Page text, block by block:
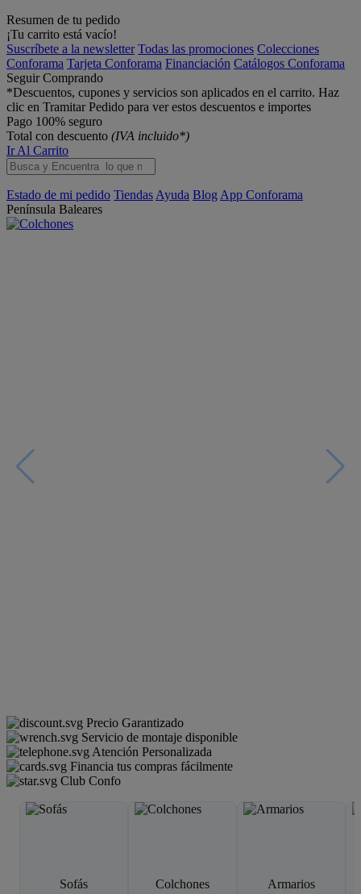
Resumen de tu pedido
¡Tu carrito está vacío!
Suscríbete a la newsletter Todas las promociones Colecciones
Conforama Tarjeta Conforama Financiación Catálogos Conforama
Seguir Comprando
*Descuentos, cupones y servicios son aplicados en el carrito. Haz
clic en Tramitar Pedido para ver estos descuentos e importes
Pago 100% seguro
Total con descuento (IVA incluido*)
Ir Al Carrito
Estado de mi pedido Tiendas Ayuda Blog App Conforama
Península Baleares
Precio Garantizado
Servicio de montaje disponible
Atención Personalizada
Financia tus compras fácilmente
Club Confo
Sofás Colchones Armarios